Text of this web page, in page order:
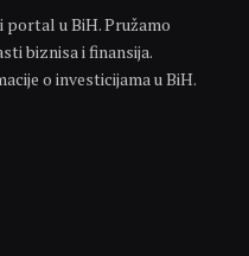
u BiH. Pružamo
biznisa i finansija.
o investicijama u BiH.